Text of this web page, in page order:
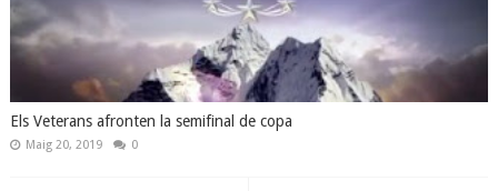
Els Veterans afronten la semifinal de copa
Maig 20, 2019 0